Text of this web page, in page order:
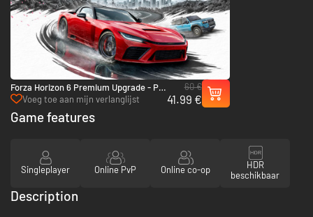
Forza Horizon 6 Premium Upgrade - PC
& Xbox Series X|S (Microsoft Store)
Voeg toe aan mijn verlanglijst
60 €
41.99 €
Game features
Singleplayer Online PvP Online co-op
HDR
beschikbaar
Description